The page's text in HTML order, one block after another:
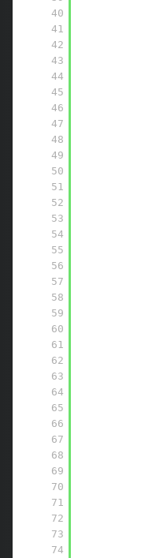
40
41
42
43
44
45
46
47
48
49
50
51
52
53
54
55
56
57
58
59
60
61
62
63
64
65
66
67
68
69
70
71
72
73
74